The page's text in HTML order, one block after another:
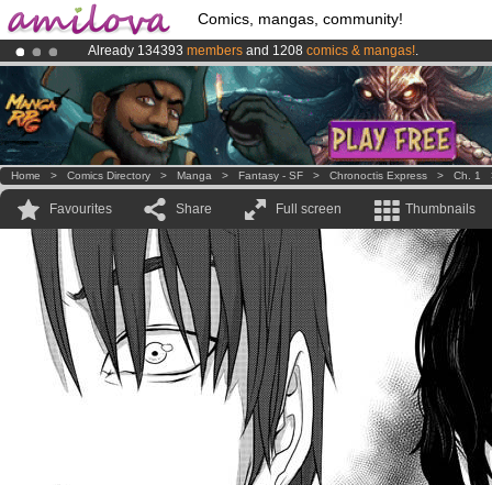
Comics, mangas, community!
Already 134393 members and 1208 comics & mangas!.
Premium membership from3.95 eurosper month !Get membership
AmilovaKickstarter is now LIVE!.
Home > Comics Directory > Manga > Fantasy - SF > Chronoctis Express > Ch. 1
Favourites Share Full screen Thumbnails